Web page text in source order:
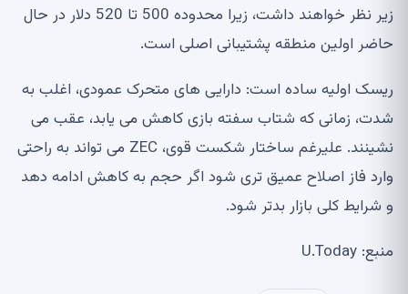
زیر نظر خواهند داشت، زیرا محدوده 500 تا 520 دلار در حال
حاضر اولین منطقه پشتیبانی اصلی است.
ریسک اولیه ساده است: دارایی های متحرک عمودی، اغلب به
شدت، زمانی که شتاب سفته بازی کاهش می یابد، عقب می
نشینند. علیرغم ساختار شکست قوی، ZEC می تواند به راحتی
وارد فاز اصلاح عمیق تری شود اگر حجم به کاهش ادامه دهد
و شرایط کلی بازار بدتر شود.
منبع: U.Today